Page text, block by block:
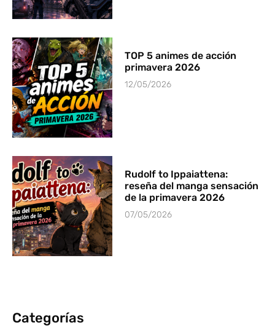
TOP 5 animes de acción
primavera 2026
12/05/2026
Rudolf to Ippaiattena:
reseña del manga sensación
de la primavera 2026
07/05/2026
Categorías